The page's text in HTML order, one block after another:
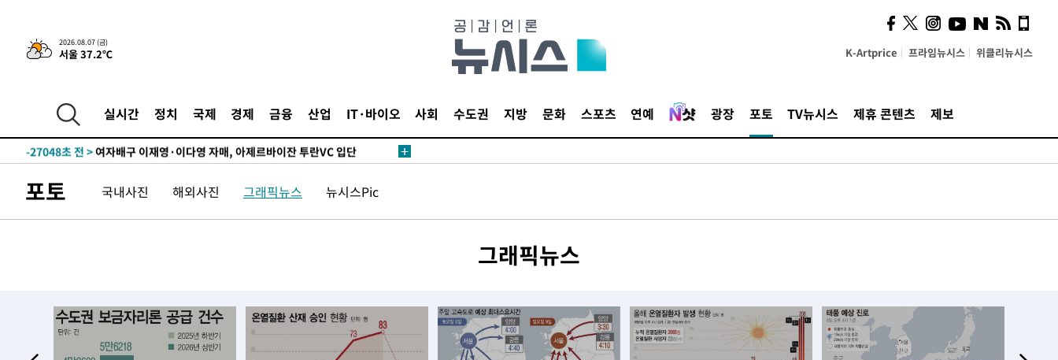
2026.08.07 (금)
서울 37.2℃ K-Artprice 프라임뉴시스 위클리뉴시스
실시간 정치 국제 경제 금융 산업 IT·바이오 사회 수도권 지방 문화 스포츠 연예 광장 포토 TV뉴시스 제휴 콘텐츠 제보
-31886초 전 >
낮 최고 37도 찜통더위…곳곳 소나기·강원 많은 비[내일날씨]
-30192초 전 >
응"
-27048초 전 >여자배구 이재영·이다영 자매, 아제르바이잔 투란VC 입단
-26035초 전 >
[속보]코스닥, 2.86포인트(0.36%) 내린 798.81마감
-25988초 전 >[속보]코스피, 6200선 약보합…0.60% 내린 6258.77에 마쳐
-21820초 전 >외신들도 주목한 韓축구 파문…"국민적 공분에 수사 재개"
-21791초 전 > 11시간 압수수색에 성접대 파문까지…'쑥대밭' 된 축구협회
-20813초 전 >
[속보]규제합리화위원회 부위원장에 김태유 서울대 공대 교수…이
포토 국내사진 해외사진 그래픽뉴스 뉴시스Pic
그래픽뉴스